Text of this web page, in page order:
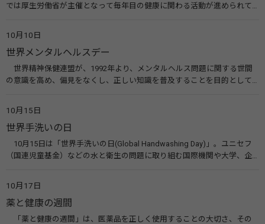
では厚生労働省が主催となって毎年目の健康に関わる活動が進められて
会）
10月10日
世界メンタルヘルスデー
世界精神保健連盟が、1992年より、メンタルヘルス問題に関する世間
の意識を高め、偏見をなくし、正しい知識を普及することを目的として、
す。 関連リンク 世界メンタルヘルスデー（厚生労働省） 働く人のメンタ
ルヘルス・ポータルサイト「こころの耳」（厚生労働省）
10月15日
世界手洗いの日
10月15日は「世界手洗いの日(Global Handwashing Day)」。ユニセフ
（国連児童基金）などの水と衛生の問題に取り組む国際機関や大学、企
10月17日
薬と健康の週間
「薬と健康の週間」は、医薬品を正しく使用することの大切さ、その